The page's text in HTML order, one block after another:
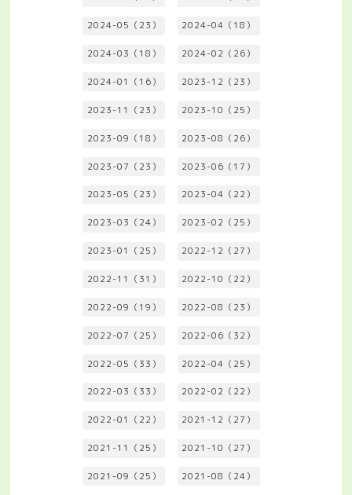
2024-05（23） 2024-04（18）
2024-03（18） 2024-02（26）
2024-01（16） 2023-12（23）
2023-11（23） 2023-10（25）
2023-09（18） 2023-08（26）
2023-07（23） 2023-06（17）
2023-05（23） 2023-04（22）
2023-03（24） 2023-02（25）
2023-01（25） 2022-12（27）
2022-11（31） 2022-10（22）
2022-09（19） 2022-08（23）
2022-07（25） 2022-06（32）
2022-05（33） 2022-04（25）
2022-03（33） 2022-02（22）
2022-01（22） 2021-12（27）
2021-11（25） 2021-10（27）
2021-09（25） 2021-08（24）